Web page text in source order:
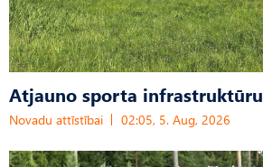
Atjauno sporta infrastruktūru
Novadu attīstībai 02:05, 5. Aug, 2026